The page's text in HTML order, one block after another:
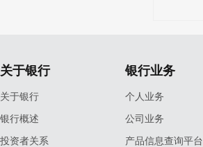
关于银行
关于银行
银行概述
投资者关系
银行业务
个人业务
公司业务
产品信息查询平台